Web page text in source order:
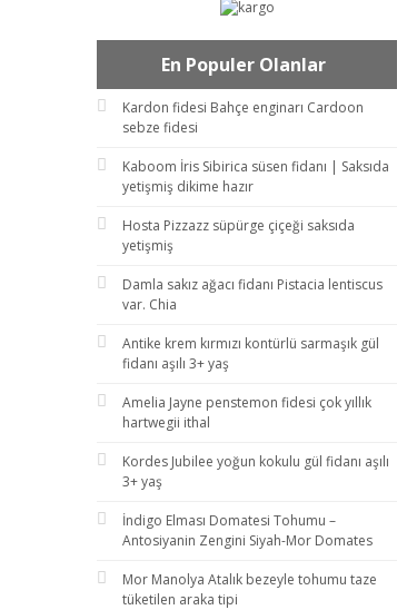
En Populer Olanlar
Kardon fidesi Bahçe enginarı Cardoon
sebze fidesi
Kaboom İris Sibirica süsen fidanı | Saksıda
yetişmiş dikime hazır
Hosta Pizzazz süpürge çiçeği saksıda
yetişmiş
Damla sakız ağacı fidanı Pistacia lentiscus
var. Chia
Antike krem kırmızı kontürlü sarmaşık gül
fidanı aşılı 3+ yaş
Amelia Jayne penstemon fidesi çok yıllık
hartwegii ithal
Kordes Jubilee yoğun kokulu gül fidanı aşılı
3+ yaş
İndigo Elması Domatesi Tohumu –
Antosiyanin Zengini Siyah-Mor Domates
Mor Manolya Atalık bezeyle tohumu taze
tüketilen araka tipi